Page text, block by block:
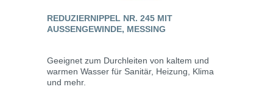
REDUZIERNIPPEL NR. 245 MIT
AUSSENGEWINDE, MESSING
Geeignet zum Durchleiten von kaltem und
warmen Wasser für Sanitär, Heizung, Klima
und mehr.